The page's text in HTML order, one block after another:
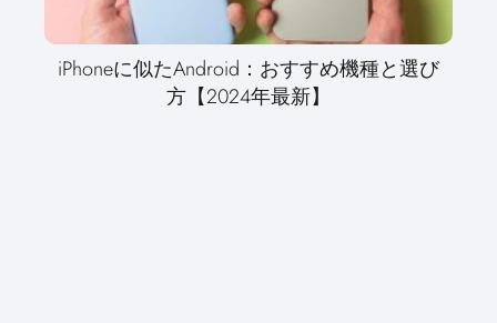
iPhoneに似たAndroid：おすすめ機種と選び
方【2024年最新】